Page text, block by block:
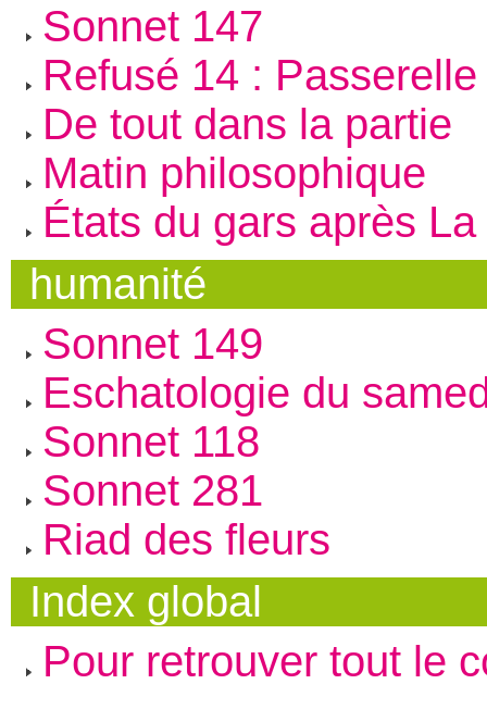
Sonnet 147
Refusé 14 : Passerelle
De tout dans la partie
Matin philosophique
États du gars après La
humanité
Sonnet 149
Eschatologie du
Sonnet 118
Sonnet 281
Riad des fleurs
Index global
Pour retrouver tout le